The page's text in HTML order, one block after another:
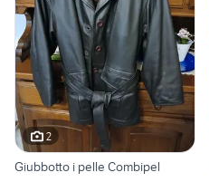
2
Giubbotto i pelle Combipel